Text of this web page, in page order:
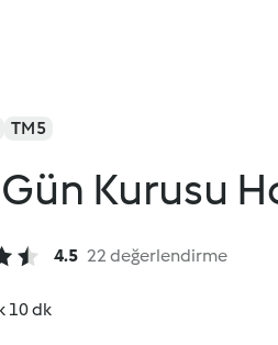
TM5
Kurusu
4.5 22 değerlendirme
10 dk